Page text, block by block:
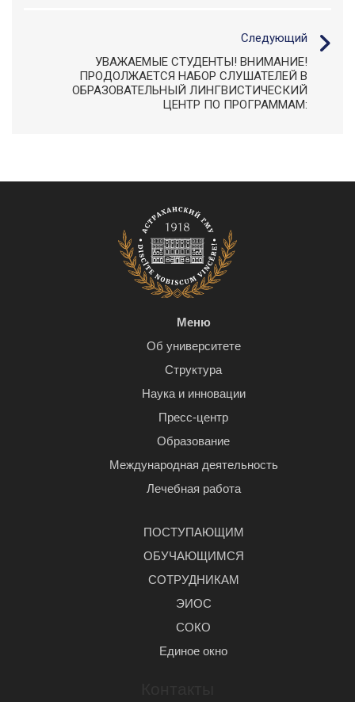
Следующий
УВАЖАЕМЫЕ СТУДЕНТЫ! ВНИМАНИЕ!
ПРОДОЛЖАЕТСЯ НАБОР СЛУШАТЕЛЕЙ В
ОБРАЗОВАТЕЛЬНЫЙ ЛИНГВИСТИЧЕСКИЙ
ЦЕНТР ПО ПРОГРАММАМ:
Меню
Об университете
Структура
Наука и инновации
Пресс-центр
Образование
Международная деятельность
Лечебная работа
ПОСТУПАЮЩИМ
ОБУЧАЮЩИМСЯ
СОТРУДНИКАМ
ЭИОС
СОКО
Единое окно